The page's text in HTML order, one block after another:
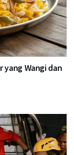
yang Wangi dan